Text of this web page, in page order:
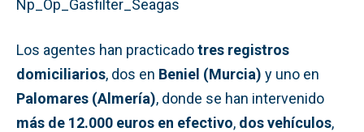
Np_Op_Gasfilter_Seagas
Los agentes han practicadotres registros
domiciliarios, dos en Beniel (Murcia) y uno en
Palomares (Almería), donde se han intervenido
más de 12.000 euros en efectivo, dos vehículos,